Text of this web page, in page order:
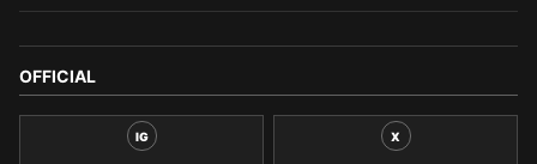
OFFICIAL
IG X